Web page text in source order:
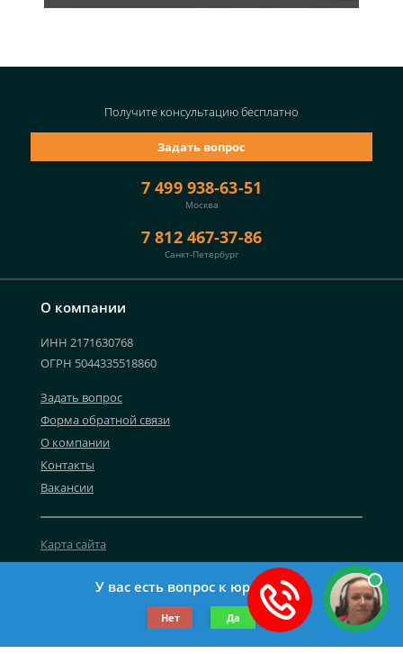
О компании
ИНН 2171630768
ОГРН 5044335518860
Задать вопрос
Форма обратной связи
О компании
Контакты
Вакансии
©2019-2026 Все права защищены.
Карта сайта
Политика персональных данных
7 499 938-63-51
Москва
7 812 467-37-86
Санкт-Петербург
Задать вопрос
Получите консультациюбесплатно
У вас есть вопрос к юристу?
Нет Да